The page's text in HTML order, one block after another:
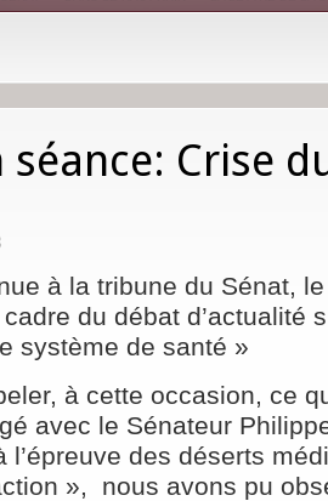
séance: Crise
à la tribune du Sénat,
du débat d’actualité
système de santé »
à cette occasion, ce
avec le Sénateur
l’épreuve des déserts
», nous avons pu